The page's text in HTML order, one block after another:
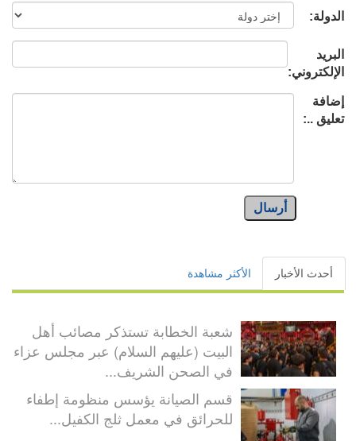
الدولة:
البريد
الإلكتروني:
إضافة
تعليق ..:
أرسال
أحدث الأخبار الأكثر مشاهدة
شعبة الخطابة تستذكر مصائب أهل
البيت (عليهم السلام) عبر مجلس عزاء
في الصحن الشريف...
قسم الصيانة يؤسس منظومة إطفاء
للحرائق في معمل ثلج الكفيل...